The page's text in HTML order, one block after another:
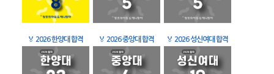
🏅 2026 한양대 합격 🏅 2026 중앙대 합격 🏅 2026 성신여대 합격